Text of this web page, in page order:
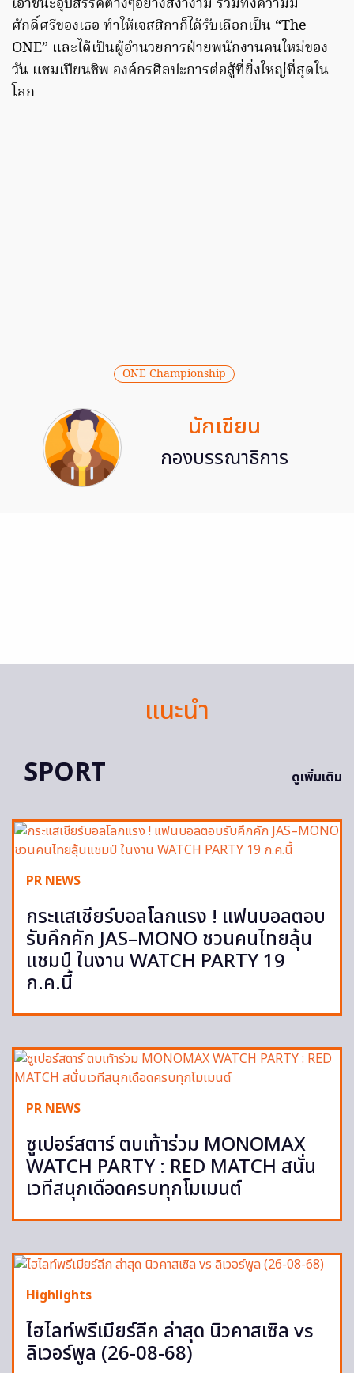
เอาชนะอุปสรรคต่างๆอย่างสง่างาม รวมทั้งความมี
ศักดิ์ศรีของเธอ ทำให้เจสสิกาก็ได้รับเลือกเป็น “The
ONE” และได้เป็นผู้อำนวยการฝ่ายพนักงานคนใหม่ของ
วัน แชมเปียนชิพ องค์กรศิลปะการต่อสู้ที่ยิ่งใหญ่ที่สุดใน
โลก
ONE Championship
นักเขียน
กองบรรณาธิการ
แนะนำ
SPORT
ดูเพิ่มเติม
PR NEWS
กระแสเชียร์บอลโลกแรง ! แฟนบอลตอบ
รับคึกคัก JAS–MONO ชวนคนไทยลุ้น
แชมป์ ในงาน WATCH PARTY 19
ก.ค.นี้
PR NEWS
ซูเปอร์สตาร์ ตบเท้าร่วม MONOMAX
WATCH PARTY : RED MATCH สนั่น
เวทีสนุกเดือดครบทุกโมเมนต์
Highlights
ไฮไลท์พรีเมียร์ลีก ล่าสุด นิวคาสเซิล vs
ลิเวอร์พูล (26-08-68)